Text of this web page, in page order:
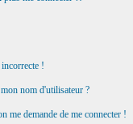
!
nom d'utilisateur ?
me demande de me connecter !